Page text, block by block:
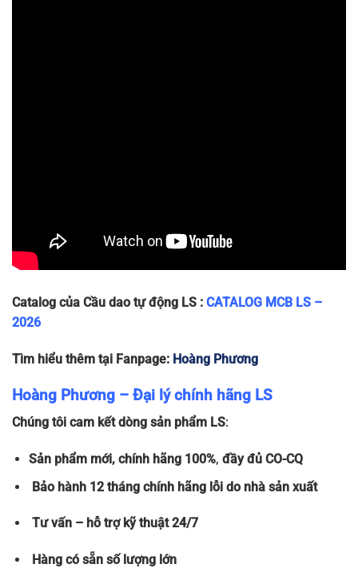
Catalog của Cầu dao tự động LS : CATALOG MCB LS –
2026
Tìm hiểu thêm tại Fanpage: Hoàng Phương
Hoàng Phương – Đại lý chính hãng LS
Chúng tôi cam kết dòng sản phẩm LS:
Sản phẩm mới, chính hãng 100%, đầy đủ CO-CQ
Bảo hành 12 tháng chính hãng lỗi do nhà sản xuất
Tư vấn – hỗ trợ kỹ thuật 24/7
Hàng có sẵn số lượng lớn